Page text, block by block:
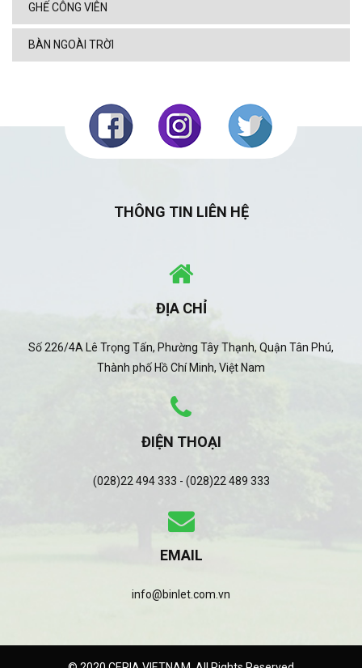
GHẾ CÔNG VIÊN
BÀN NGOÀI TRỜI
THÔNG TIN LIÊN HỆ
ĐỊA CHỈ
Số 226/4A Lê Trọng Tấn, Phường Tây Thạnh, Quận Tân Phú,
Thành phố Hồ Chí Minh, Việt Nam
ĐIỆN THOẠI
(028)22 494 333 - (028)22 489 333
EMAIL
info@binlet.com.vn